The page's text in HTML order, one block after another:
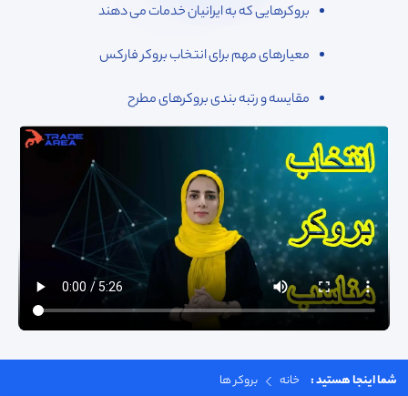
بروکرهایی که به ایرانیان خدمات می دهند
معیارهای مهم برای انتخاب بروکر فارکس
مقایسه و رتبه بندی بروکرهای مطرح
شما اینجا هستید : خانه بروکر ها